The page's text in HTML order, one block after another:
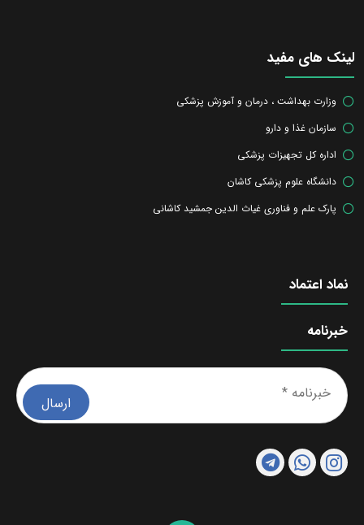
لینک های مفید
وزارت بهداشت ، درمان و آموزش پزشکی
سازمان غذا و دارو
اداره کل تجهیزات پزشکی
دانشگاه علوم پزشکی کاشان
پارک علم و فناوری غیاث الدین جمشید کاشانی
نماد اعتماد
خبرنامه
*